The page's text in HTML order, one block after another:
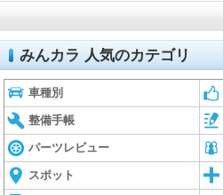
みんカラ 人気のカテゴリ
車種別
整備手帳
パーツレビュー
スポット